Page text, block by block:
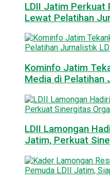
LDII Jatim Perkuat
Lewat Pelatihan
Kominfo Jatim
Media di Pelatihan
LDII Lamongan
Jatim, Perkuat